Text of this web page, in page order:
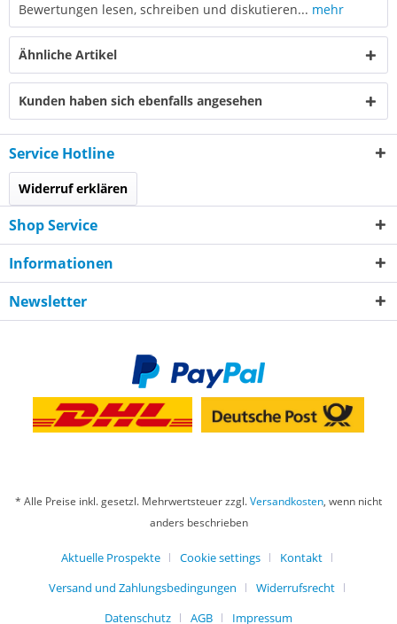
Bewertungen lesen, schreiben und diskutieren... mehr
Ähnliche Artikel
Kunden haben sich ebenfalls angesehen
Service Hotline
Widerruf erklären
Shop Service
Informationen
Newsletter
* Alle Preise inkl. gesetzl. Mehrwertsteuer zzgl.Versandkosten, wenn nicht
anders beschrieben
Aktuelle Prospekte Cookie settings
Kontakt
Versand und Zahlungsbedingungen
Widerrufsrecht
Datenschutz
AGB Impressum